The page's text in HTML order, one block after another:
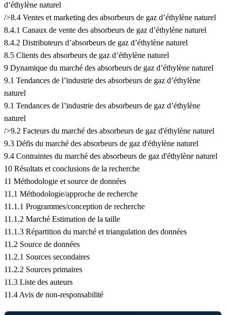
d’éthylène naturel
/>8.4 Ventes et marketing des absorbeurs de gaz d’éthylène naturel
8.4.1 Canaux de vente des absorbeurs de gaz d’éthylène naturel
8.4.2 Distributeurs d’absorbeurs de gaz d’éthylène naturel
8.5 Clients des absorbeurs de gaz d’éthylène naturel
9 Dynamique du marché des absorbeurs de gaz d’éthylène naturel
9.1 Tendances de l’industrie des absorbeurs de gaz d’éthylène
naturel
9.1 Tendances de l’industrie des absorbeurs de gaz d’éthylène
naturel
/>9.2 Facteurs du marché des absorbeurs de gaz d'éthylène naturel
9.3 Défis du marché des absorbeurs de gaz d'éthylène naturel
9.4 Contraintes du marché des absorbeurs de gaz d'éthylène naturel
10 Résultats et conclusions de la recherche
11 Méthodologie et source de données
11.1 Méthodologie/approche de recherche
11.1.1 Programmes/conception de recherche
11.1.2 Marché Estimation de la taille
11.1.3 Répartition du marché et triangulation des données
11.2 Source de données
11.2.1 Sources secondaires
11.2.2 Sources primaires
11.3 Liste des auteurs
11.4 Avis de non-responsabilité